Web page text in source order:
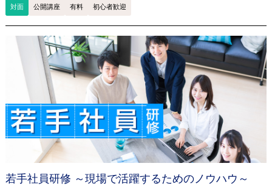
対面 公開講座 有料 初心者歓迎
若手社員研修 ～現場で活躍するためのノウハウ～